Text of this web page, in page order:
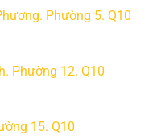
Phường 5. Q10
Phường 12. Q10
15. Q10